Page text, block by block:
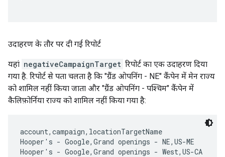
उदाहरण के तौर पर दी गई रिपोर्ट
यहां negativeCampaignTarget रिपोर्ट का एक उदाहरण दिया
गया है. रिपोर्ट से पता चलता है कि "ग्रैंड ओपनिंग - NE" कैंपेन में मेन राज्य
को शामिल नहीं किया जाता और "ग्रैंड ओपनिंग - पश्चिम" कैंपेन में
कैलिफ़ोर्निया राज्य को शामिल नहीं किया गया है:
account,campaign,locationTargetName
Hooper's - Google,Grand openings - NE,US-ME
Hooper's - Google,Grand openings - West,US-CA